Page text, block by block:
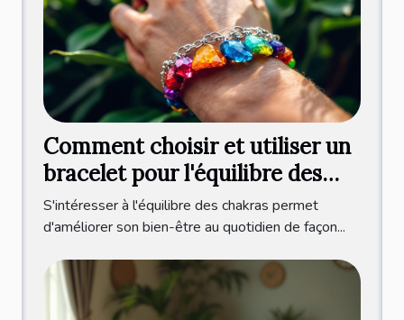
Comment choisir et utiliser un
bracelet pour l'équilibre des
chakras ?
S'intéresser à l'équilibre des chakras permet
d'améliorer son bien-être au quotidien de façon...